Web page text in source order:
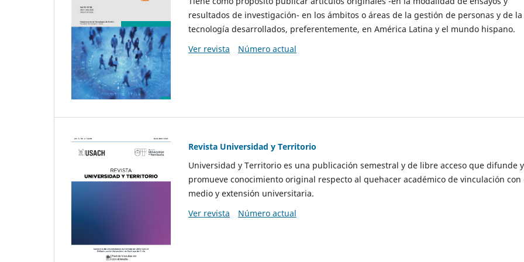
resultados de investigación- en los ámbitos o áreas de la gestión de personas y de la
tecnología desarrollados, preferentemente, en América Latina y el mundo hispano.
Ver revista
Número actual
Revista Universidad y Territorio
Universidad y Territorio es una publicación semestral y de libre acceso que difunde y
promueve conocimiento original respecto al quehacer académico de vinculación con
medio y extensión universitaria.
Ver revista
Número actual